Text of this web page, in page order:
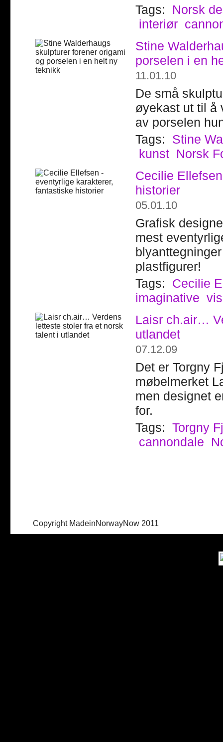
Tags:
Norsk
interiør
Stine
porselen i en
11.01.10
De små
øyekast ut til å
av porselen
Tags:
Stine
kunst Norsk
Cecilie
historier
05.01.10
Grafisk
mest
plastfigurer!
Tags:
Cecilie
imaginative
Laisr ch.air…
utlandet
07.12.09
Det er Torgny
møbelmerket
men designet
for.
Tags: Torgny
cannondale
Copyright MadeinNorwayNow 2011